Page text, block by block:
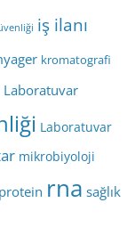
iş ilanı
kromatografi
Laboratuvar
Laboratuvar
mikrobiyoloji
protein rna sağlık